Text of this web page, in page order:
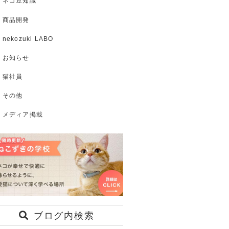
商品開発
nekozuki LABO
お知らせ
猫社員
その他
メディア掲載
ブログ内検索